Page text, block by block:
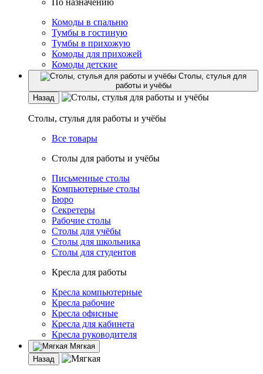
По назначению
Комоды в спальню
Тумбы в гостиную
Тумбы в прихожую
Комоды для прихожей
Комоды детские
Столы, стулья для
работы и учёбы
Назад
Столы, стулья для работы и учёбы
Все товары
Столы для работы и учёбы
Письменные столы
Компьютерные столы
Бюро
Секретеры
Рабочие столы
Столы для учёбы
Столы для школьника
Столы для студентов
Кресла для работы
Кресла компьютерные
Кресла рабочие
Кресла офисные
Кресла для кабинета
Кресла руководителя
Мягкая
Назад